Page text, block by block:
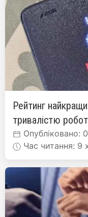
Рейтинг
тривалістю
Опубліковано:
Час читання: 9